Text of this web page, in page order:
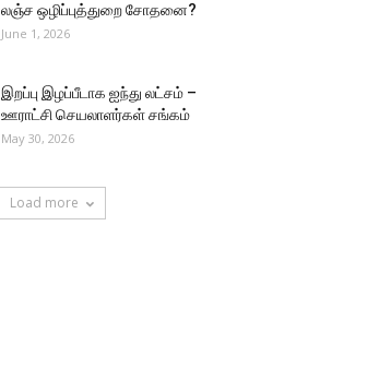
லஞ்ச ஒழிப்புத்துறை சோதனை?
June 1, 2026
இறப்பு இழப்பீடாக ஐந்து லட்சம் –
ஊராட்சி செயலாளர்கள் சங்கம்
May 30, 2026
Load more